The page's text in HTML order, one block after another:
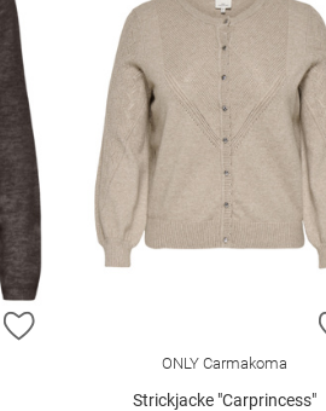
ZUR WUNSCHLISTE HINZUFÜGEN
ONLY Carmakoma
Strickjacke "Carprincess"